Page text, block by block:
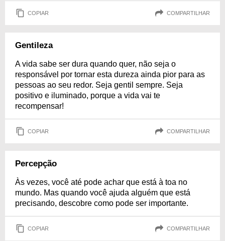
COPIAR COMPARTILHAR
Gentileza
A vida sabe ser dura quando quer, não seja o
responsável por tornar esta dureza ainda pior para as
pessoas ao seu redor. Seja gentil sempre. Seja
positivo e iluminado, porque a vida vai te
recompensar!
COPIAR COMPARTILHAR
Percepção
Às vezes, você até pode achar que está à toa no
mundo. Mas quando você ajuda alguém que está
precisando, descobre como pode ser importante.
COPIAR COMPARTILHAR